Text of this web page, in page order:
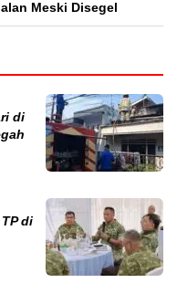
Meski Disegel
di
di